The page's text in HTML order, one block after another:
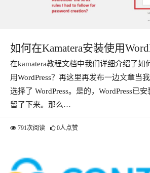
如何在Kamatera安装使用
在kamatera教程文档中我们详细介绍了如
用WordPress？再这里再发布一边文章当
选择了 WordPress。是的，WordPress已
留了下来。那么…
791次阅读 0人点赞